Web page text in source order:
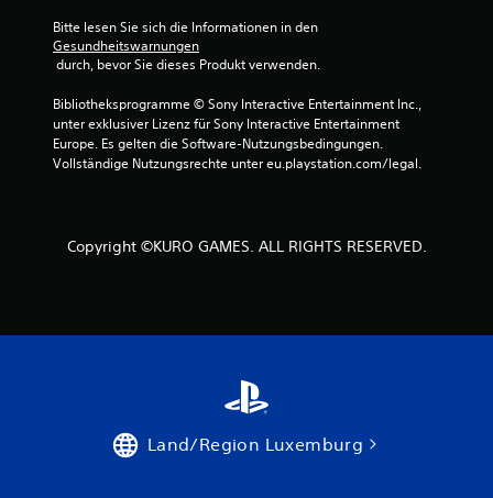
e
u
Bitte lesen Sie sich die Informationen in den
Gesundheitswarnungen
durch, bevor Sie dieses Produkt verwenden.
Bibliotheksprogramme © Sony Interactive Entertainment Inc.,
unter exklusiver Lizenz für Sony Interactive Entertainment
Europe. Es gelten die Software-Nutzungsbedingungen.
Vollständige Nutzungsrechte unter eu.playstation.com/legal.
Copyright ©KURO GAMES. ALL RIGHTS RESERVED.
Land/Region Luxemburg